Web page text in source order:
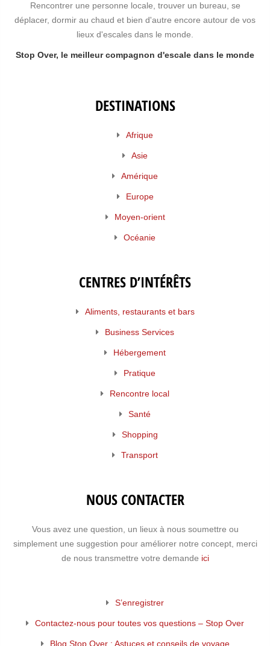
Rencontrer une personne locale, trouver un bureau, se
déplacer, dormir au chaud et bien d'autre encore autour de vos
lieux d'escales dans le monde.
Stop Over, le meilleur compagnon d'escale dans le monde
DESTINATIONS
Afrique
Asie
Amérique
Europe
Moyen-orient
Océanie
CENTRES D’INTÉRÊTS
Aliments, restaurants et bars
Business Services
Hébergement
Pratique
Rencontre local
Santé
Shopping
Transport
NOUS CONTACTER
Vous avez une question, un lieux à nous soumettre ou
simplement une suggestion pour améliorer notre concept, merci
de nous transmettre votre demande ici
S’enregistrer
Contactez-nous pour toutes vos questions – Stop Over
Blog Stop Over : Astuces et conseils de voyage